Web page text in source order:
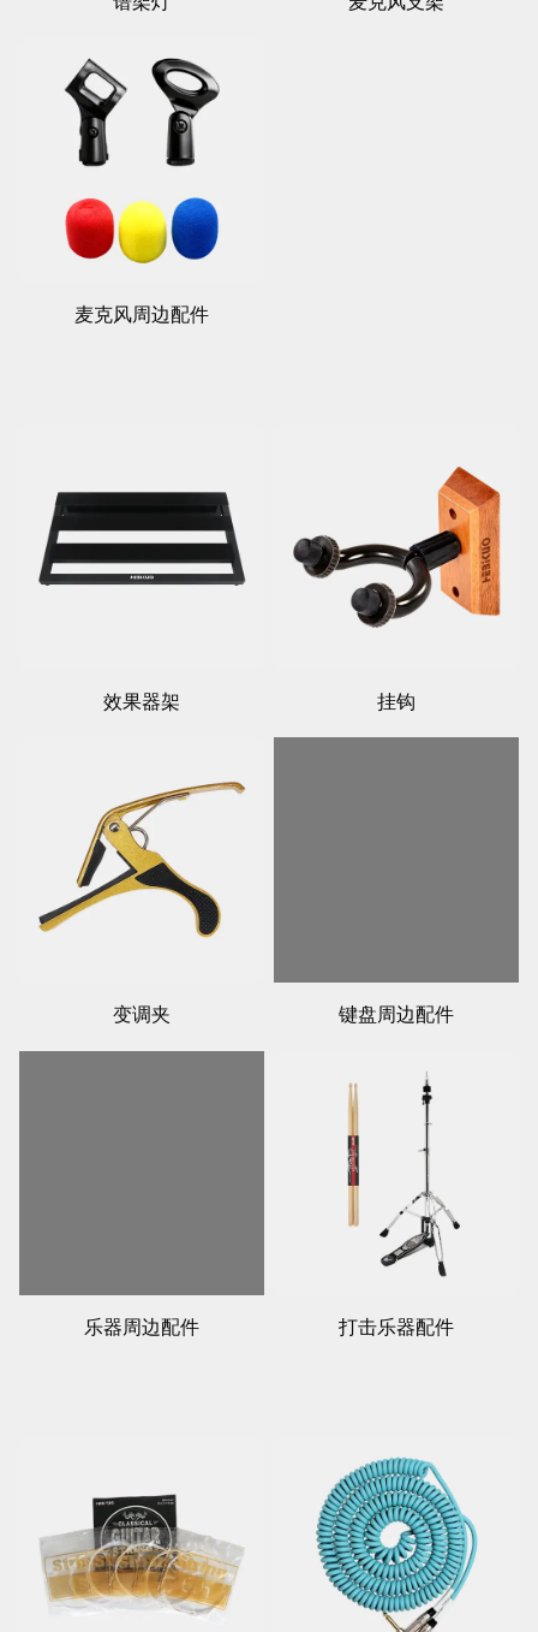
麦克风周边配件
效果器架 挂钩
变调夹 键盘周边配件
乐器周边配件 打击乐器配件